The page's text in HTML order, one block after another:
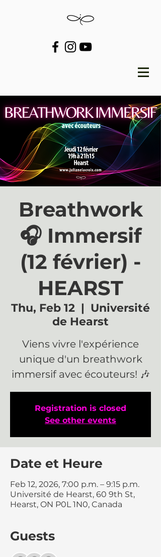
Breathwork
🎧 Immersif
(12 février) -
HEARST
Thu, Feb 12
  |
Université
de Hearst
Viens vivre l'expérience
unique d'un breathwork
immersif avec écouteurs! 🎶
Registration is closed
See other events
Date et Heure
Feb 12, 2026, 7:00 p.m. – 9:15 p.m.
Université de Hearst, 60 9th St,
Hearst, ON P0L 1N0, Canada
Guests